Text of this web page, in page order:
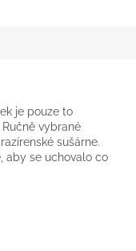
je pouze to
Ručně vybrané
sušárne.
aby se uchovalo co